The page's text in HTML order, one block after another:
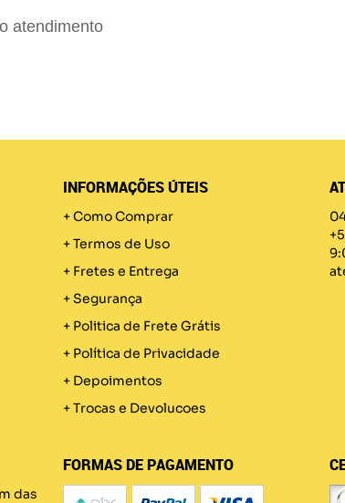
atendimento
INFORMAÇÕES ÚTEIS
Como Comprar
Termos de Uso
Fretes e Entrega
Segurança
Politica de Frete Grátis
Política de Privacidade
Depoimentos
Trocas e Devolucoes
das
FORMAS DE PAGAMENTO